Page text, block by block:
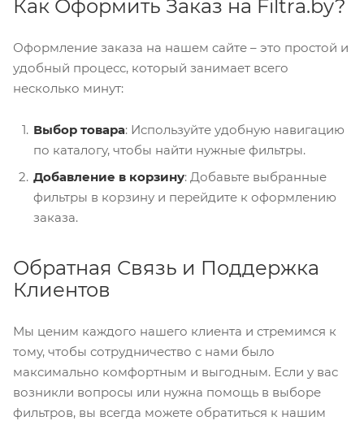
Как Оформить Заказ на Filtra.by?
Оформление заказа на нашем сайте – это простой и
удобный процесс, который занимает всего
несколько минут:
Выбор товара: Используйте удобную навигацию
по каталогу, чтобы найти нужные фильтры.
Добавление в корзину: Добавьте выбранные
фильтры в корзину и перейдите к оформлению
заказа.
Обратная Связь и Поддержка
Клиентов
Мы ценим каждого нашего клиента и стремимся к
тому, чтобы сотрудничество с нами было
максимально комфортным и выгодным. Если у вас
возникли вопросы или нужна помощь в выборе
фильтров, вы всегда можете обратиться к нашим